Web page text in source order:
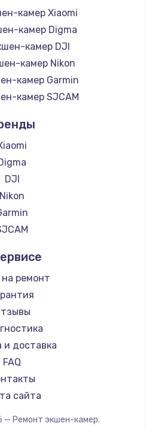
камер Xiaomi
камер Digma
камер DJI
камер Nikon
камер Garmin
камер SJCAM
DJI
Nikon
ремонт
и доставка
FAQ
сайта
— Ремонт экшен-камер.